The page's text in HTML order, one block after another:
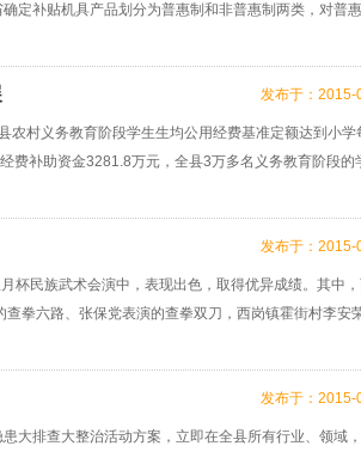
定补贴机具产品划分为普惠制和非普惠制两类，对普
发布于：2015-
村义务教育阶段学生生均公用经费基准定额达到小学
费补助资金3281.8万元，全县3万多名义务教育阶段的
发布于：2015-
杯民族武术会演中，表现出色，取得优异成绩。其中
拳六路、张保党表演的查拳双刀，西岗镇霍街村李安
发布于：2015-
大排查大整治活动方案，立即在全县所有行业、领域